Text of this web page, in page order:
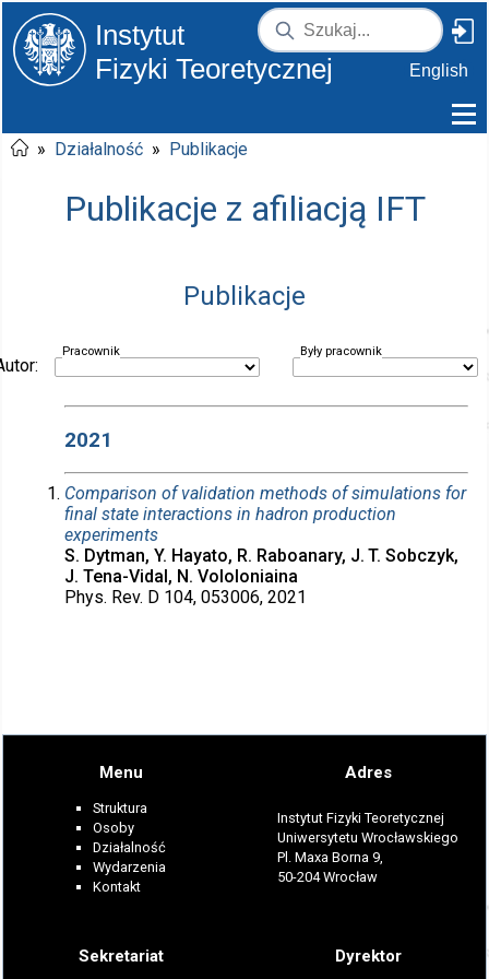
Instytut
Fizyki Teoretycznej
English
» Działalność » Publikacje
Publikacje z afiliacją IFT
Publikacje
Pracownik Były pracownik
2021
Comparison of validation methods of simulations for
final state interactions in hadron production
experiments
S. Dytman, Y. Hayato, R. Raboanary, J. T. Sobczyk,
J. Tena-Vidal, N. Vololoniaina
Phys. Rev. D 104, 053006, 2021
Menu
Struktura
Osoby
Działalność
Wydarzenia
Kontakt
Adres
Instytut Fizyki Teoretycznej
Uniwersytetu Wrocławskiego
Pl. Maxa Borna 9,
50-204 Wrocław
Sekretariat Dyrektor